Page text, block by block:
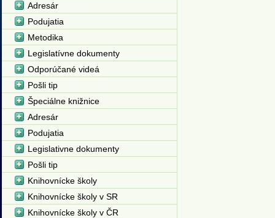
Adresár
Podujatia
Metodika
Legislatívne dokumenty
Odporúčané videá
Pošli tip
Špeciálne knižnice
Adresár
Podujatia
Legislativne dokumenty
Pošli tip
Knihovnícke školy
Knihovnícke školy v SR
Knihovnícke školy v ČR